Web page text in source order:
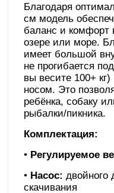
Благодаря
см модель
баланс и комфорт
озере или море.
имеет большой
не прогибается
вы весите 100+
носом. Это
ребёнка, собаку
рыбалки/пикника.
Комплектация:
• Регулируемое
• Насос: двойного
скачивания